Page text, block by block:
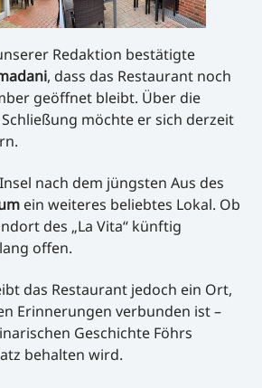
Redaktion bestätigte
, dass das Restaurant noch
geöffnet bleibt. Über die
möchte er sich derzeit
nach dem jüngsten Aus des
ein weiteres beliebtes Lokal. Ob
des „La Vita“ künftig
offen.
das Restaurant jedoch ein Ort,
Erinnerungen verbunden ist –
Geschichte Föhrs
behalten wird.